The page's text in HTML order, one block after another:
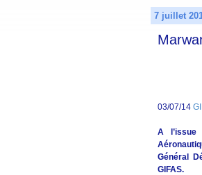
7 juillet
03/07/14
A l’issue
Général
GIFAS.